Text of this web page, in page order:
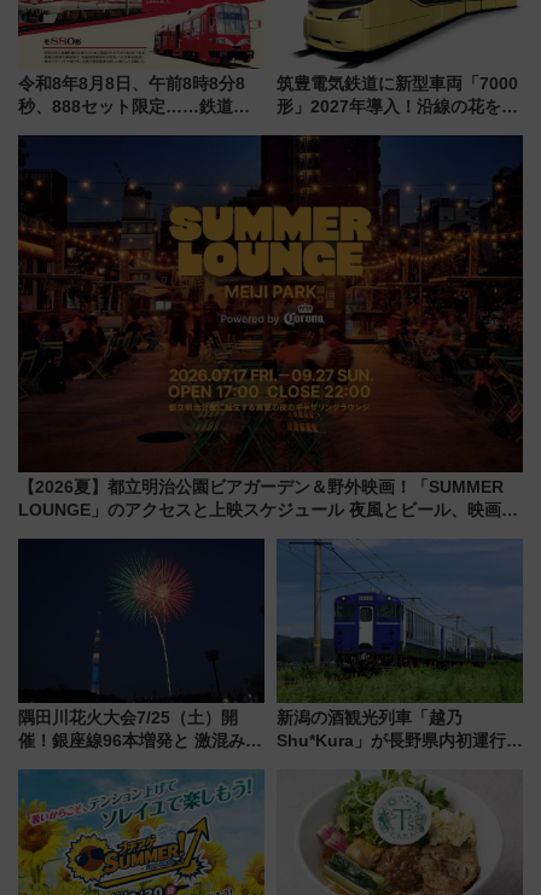
令和8年8月8日、午前8時8分8
秒、888セット限定……鉄道各
たち
筑豊電気鉄道に新型車両「7000
形」2027年導入！沿線の花をイ
内は落ち着いたゆとりある空間
【2026夏】都立明治公園ビアガーデン＆野外映画！「SUMMER
LOUNGE」のアクセスと上映スケジュール 夜風とビール、映画を
隅田川花火大会7/25（土）開
催！銀座線96本増発と 激混みの
アクセス攻略法、2万発の花火が
都心の夜に！
新潟の酒観光列車「越乃
Shu*Kura」が長野県内初運行！